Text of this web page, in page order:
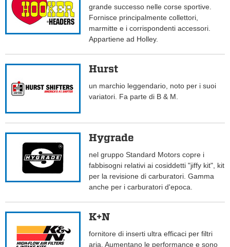
grande successo nelle corse sportive.
Fornisce principalmente collettori,
marmitte e i corrispondenti accessori.
Appartiene ad Holley.
Hurst
un marchio leggendario, noto per i suoi
variatori. Fa parte di B & M.
Hygrade
nel gruppo Standard Motors copre i
fabbisogni relativi ai cosiddetti "jiffy kit", kit
per la revisione di carburatori. Gamma
anche per i carburatori d'epoca.
K+N
fornitore di inserti ultra efficaci per filtri
aria. Aumentano le performance e sono